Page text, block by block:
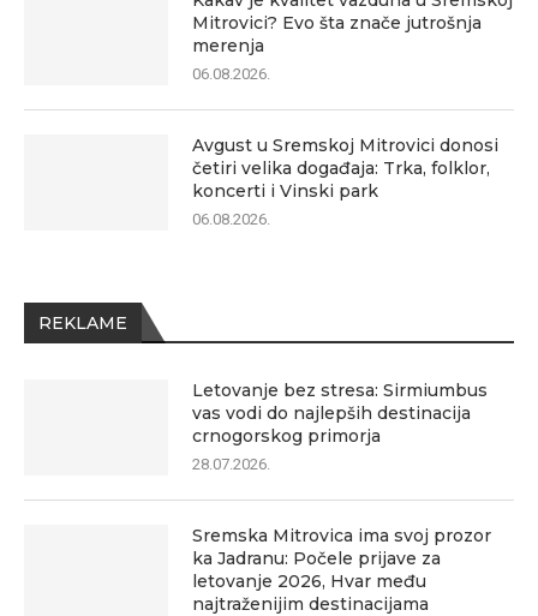
Mitrovici? Evo šta znače jutrošnja
merenja
06.08.2026.
Avgust u Sremskoj Mitrovici donosi
četiri velika događaja: Trka, folklor,
koncerti i Vinski park
06.08.2026.
REKLAME
Letovanje bez stresa: Sirmiumbus
vas vodi do najlepših destinacija
crnogorskog primorja
28.07.2026.
Sremska Mitrovica ima svoj prozor
ka Jadranu: Počele prijave za
letovanje 2026, Hvar među
najtraženijim destinacijama